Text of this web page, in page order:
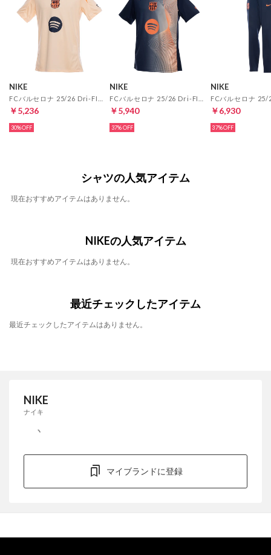
NIKE
￥5,236
30%
NIKE
￥5,940
37%
NIKE
￥6,930
37%
シャツの人気アイテム
現在おすすめアイテムはありません。
NIKEの人気アイテム
現在おすすめアイテムはありません。
最近チェックしたアイテム
最近チェックしたアイテムはありません。
NIKE
ナイキ
マイブランドに登録